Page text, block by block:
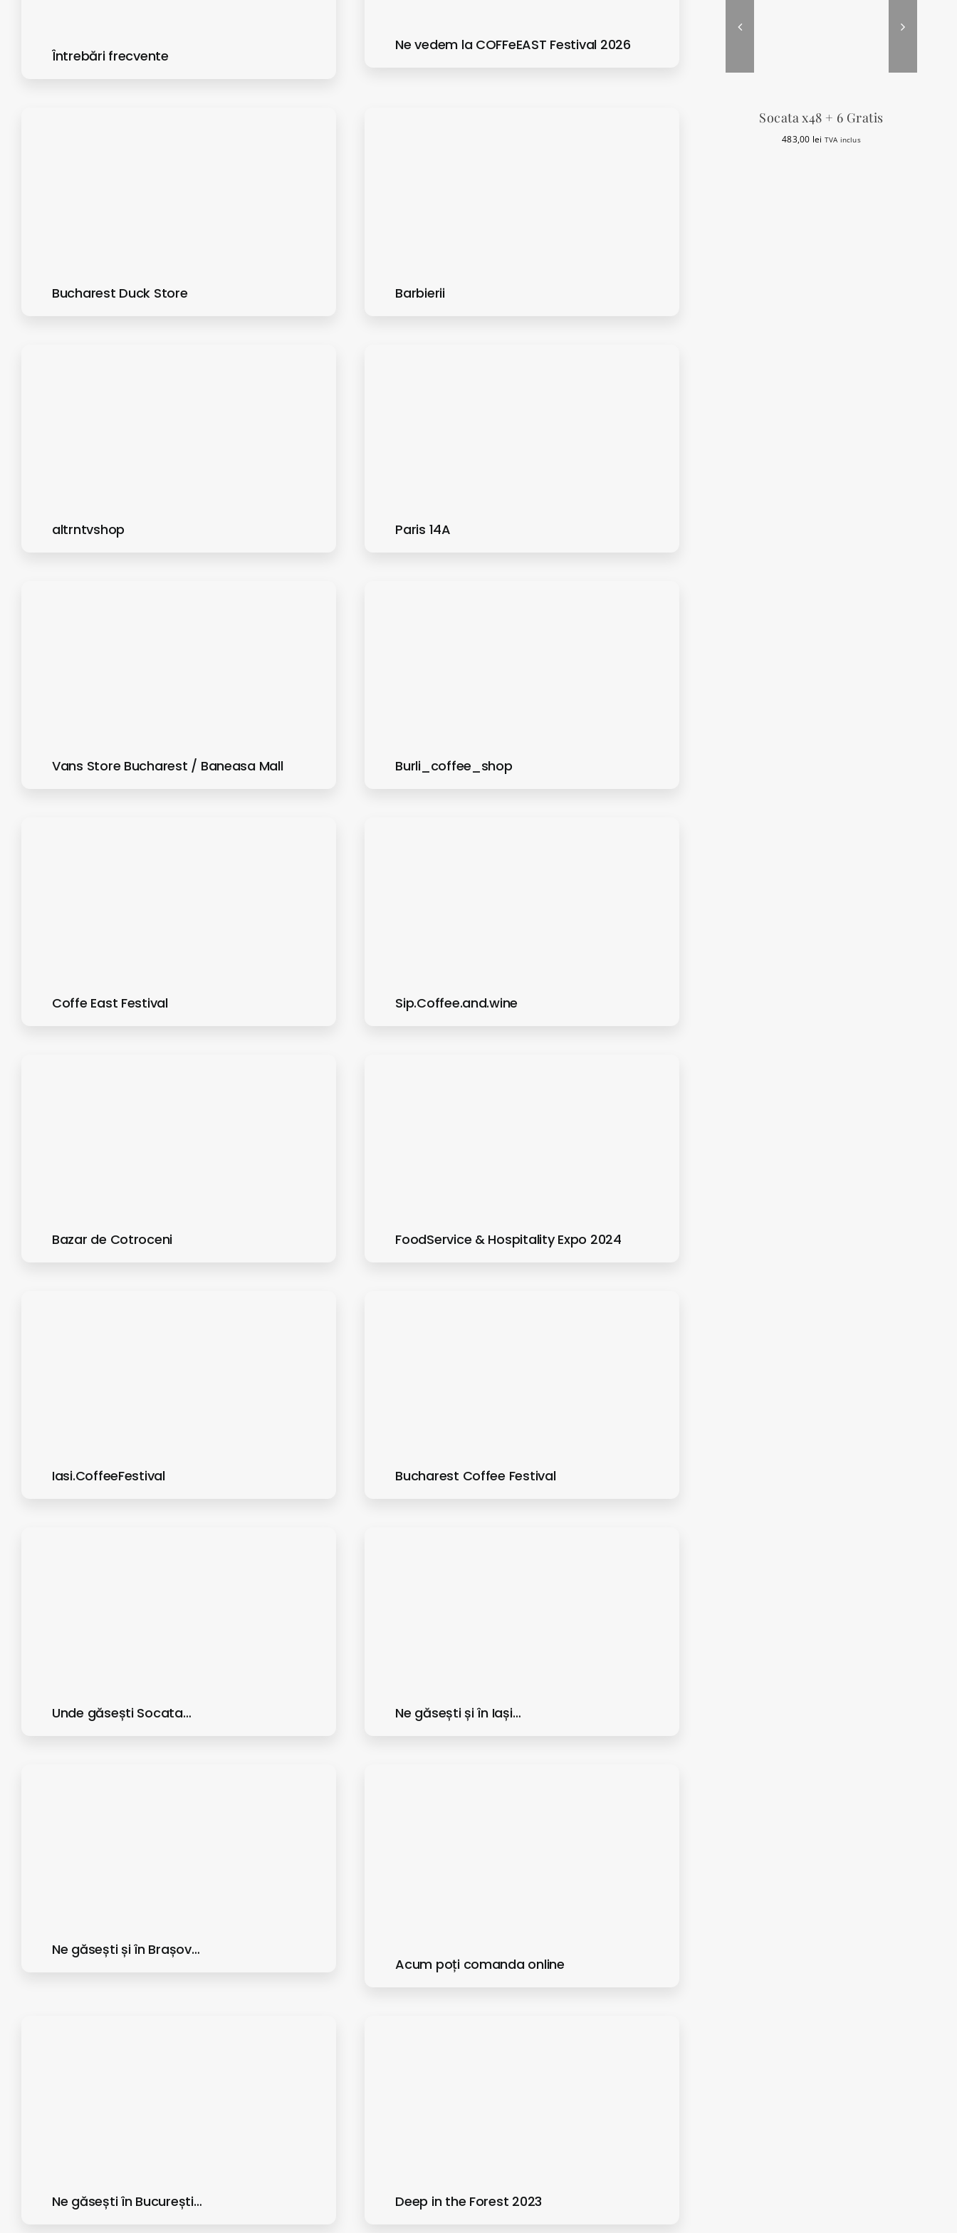
Întrebări frecvente
Ne vedem la COFFeEAST Festival 2026
Bucharest Duck Store Barbierii
altrntvshop Paris 14A
Vans Store Bucharest / Baneasa Mall Burli_coffee_shop
Coffe East Festival Sip.Coffee.and.wine
Bazar de Cotroceni FoodService & Hospitality Expo 2024
Iasi.CoffeeFestival Bucharest Coffee Festival
Unde găsești Socata… Ne găsești și în Iași…
Ne găsești și în Brașov…
Acum poți comanda online
Ne găsești în București… Deep in the Forest 2023
Socata x48 + 6 Gratis
483,00 lei TVA inclus